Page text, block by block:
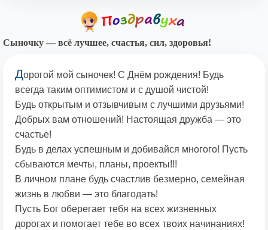
Сыночку — всё лучшее, счастья, сил, здоровья!
Дорогой мой сыночек! С Днём рождения! Будь
всегда таким оптимистом и с душой чистой!
Будь открытым и отзывчивым с лучшими друзьями!
Добрых вам отношений! Настоящая дружба — это
счастье!
Будь в делах успешным и добивайся многого! Пусть
сбываются мечты, планы, проекты!!!
В личном плане будь счастлив безмерно, семейная
жизнь в любви — это благодать!
Пусть Бог оберегает тебя на всех жизненных
дорогах и помогает тебе во всех твоих начинаниях!